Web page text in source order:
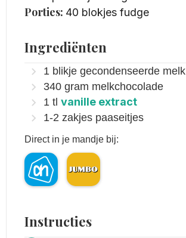
Porties: 40 blokjes fudge
Ingrediënten
1 blikje gecondenseerde melk
340 gram melkchocolade
1 tl vanille extract
1-2 zakjes paaseitjes
Direct in je mandje bij:
Instructies